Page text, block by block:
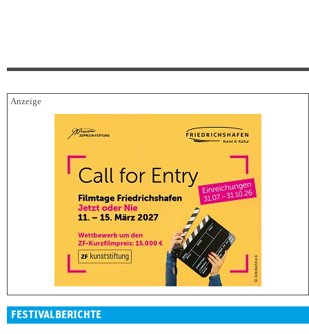
FESTIVALBERICHTE